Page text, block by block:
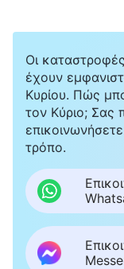
Οι
έχουν
Κυρίου. Πώς
τον Κύριο; Σας
τρόπο.